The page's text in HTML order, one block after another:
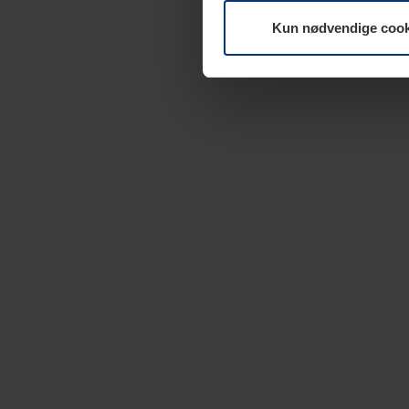
Kun nødvendige